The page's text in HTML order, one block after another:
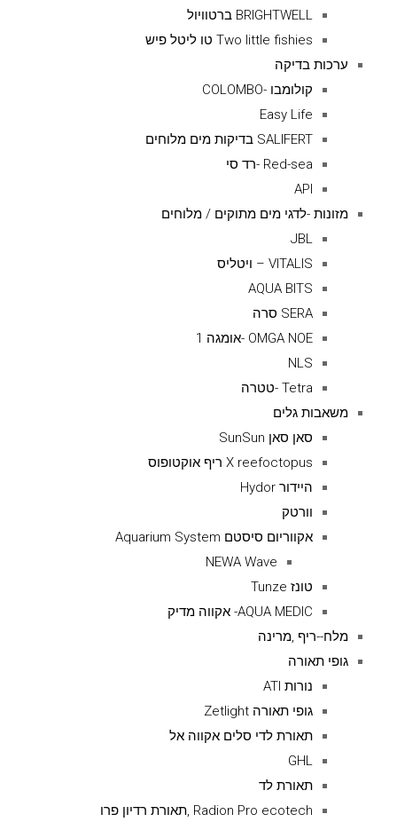
BRIGHTWELL ברטוויול
Two little fishies טו ליטל פיש
ערכות בדיקה
קולומבו -COLOMBO
Easy Life
SALIFERT בדיקות מים מלוחים
Red-sea -רד סי
API
מזונות -לדגי מים מתוקים / מלוחים
JBL
VITALIS – ויטליס
AQUA BITS
SERA סרה
OMGA NOE -אומגה 1
NLS
Tetra -טטרה
משאבות גלים
סאן סאן SunSun
X reefoctopus ריף אוקטופוס
היידור Hydor
וורטק
אקווריום סיסטם Aquarium System
NEWA Wave
טונז Tunze
AQUA MEDIC- אקווה מדיק
מלח--ריף ,מרינה
גופי תאורה
נורות ATI
גופי תאורה Zetlight
תאורת לדי סלים אקווה אל
GHL
תאורת לד
Radion Pro ecotech ,תאורת רדיון פרו